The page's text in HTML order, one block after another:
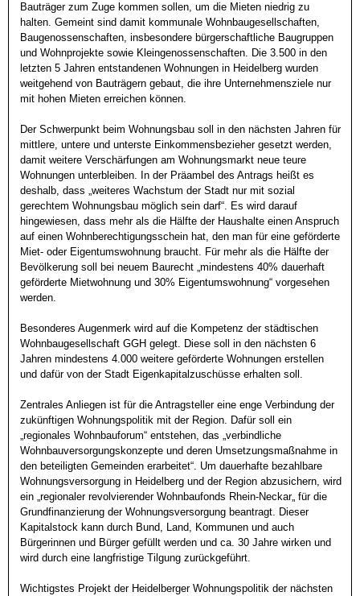
Bauträger zum Zuge kommen sollen, um die Mieten niedrig zu
halten. Gemeint sind damit kommunale Wohnbaugesellschaften,
Baugenossenschaften, insbesondere bürgerschaftliche Baugruppen
und Wohnprojekte sowie Kleingenossenschaften. Die 3.500 in den
letzten 5 Jahren entstandenen Wohnungen in Heidelberg wurden
weitgehend von Bauträgern gebaut, die ihre Unternehmensziele nur
mit hohen Mieten erreichen können.
Der Schwerpunkt beim Wohnungsbau soll in den nächsten Jahren für
mittlere, untere und unterste Einkommensbezieher gesetzt werden,
damit weitere Verschärfungen am Wohnungsmarkt neue teure
Wohnungen unterbleiben. In der Präambel des Antrags heißt es
deshalb, dass „weiteres Wachstum der Stadt nur mit sozial
gerechtem Wohnungsbau möglich sein darf“. Es wird darauf
hingewiesen, dass mehr als die Hälfte der Haushalte einen Anspruch
auf einen Wohnberechtigungsschein hat, den man für eine geförderte
Miet- oder Eigentumswohnung braucht. Für mehr als die Hälfte der
Bevölkerung soll bei neuem Baurecht „mindestens 40% dauerhaft
geförderte Mietwohnung und 30% Eigentumswohnung“ vorgesehen
werden.
Besonderes Augenmerk wird auf die Kompetenz der städtischen
Wohnbaugesellschaft GGH gelegt. Diese soll in den nächsten 6
Jahren mindestens 4.000 weitere geförderte Wohnungen erstellen
und dafür von der Stadt Eigenkapitalzuschüsse erhalten soll.
Zentrales Anliegen ist für die Antragsteller eine enge Verbindung der
zukünftigen Wohnungspolitik mit der Region. Dafür soll ein
„regionales Wohnbauforum“ entstehen, das „verbindliche
Wohnbauversorgungskonzepte und deren Umsetzungsmaßnahme in
den beteiligten Gemeinden erarbeitet“. Um dauerhafte bezahlbare
Wohnungsversorgung in Heidelberg und der Region abzusichern, wird
ein „regionaler revolvierender Wohnbaufonds Rhein-Neckar„ für die
Grundfinanzierung der Wohnungsversorgung beantragt. Dieser
Kapitalstock kann durch Bund, Land, Kommunen und auch
Bürgerinnen und Bürger gefüllt werden und ca. 30 Jahre wirken und
wird durch eine langfristige Tilgung zurückgeführt.
Wichtigstes Projekt der Heidelberger Wohnungspolitik der nächsten